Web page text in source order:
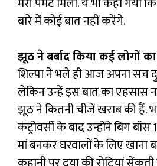
बारे में कोई बात नहीं करेंगे.
झूठ ने बर्बाद किया कई लोगों
शिल्पा ने भले ही आज अपना सच
लेकिन उन्हें इस बात का एहसास
झूठ ने कितनी चीजें खराब की हैं.
कंट्रोवर्सी के बाद उन्होंने बिग बॉस
मां बनकर घरवालों के लिए खाना